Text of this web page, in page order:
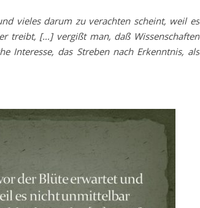
vieles darum zu verachten scheint, weil es
treibt, […] vergißt man, daß Wissenschaften
Interesse, das Streben nach Erkenntnis, als